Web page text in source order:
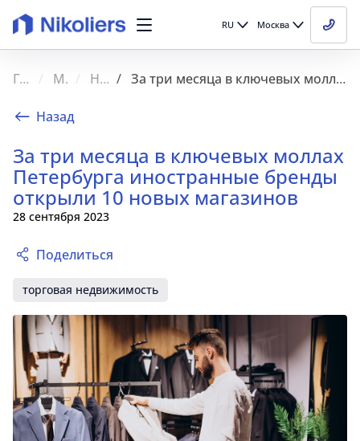
RU Москва
Главная Медиа Новости За три месяца в ключевых моллах Петербурга иностранные бренды открыли 10 новых магазинов
Назад
За три месяца в ключевых моллах
Петербурга иностранные бренды
открыли 10 новых магазинов
28 сентября 2023
Поделиться
торговая недвижимость